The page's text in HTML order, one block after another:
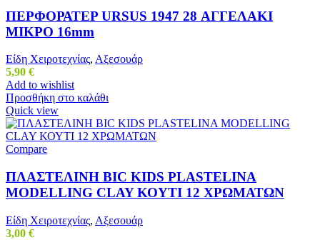
ΠΕΡΦΟΡΑΤΕΡ URSUS 1947 28 ΑΓΓΕΛΑΚΙ
ΜΙΚΡΟ 16mm
Είδη Χειροτεχνίας, Αξεσουάρ
5,90 €
Add to wishlist
Προσθήκη στο καλάθι
Quick view
Compare
ΠΛΑΣΤΕΛΙΝΗ BIC KIDS PLASTELINA
MODELLING CLAY ΚΟΥΤΙ 12 ΧΡΩΜΑΤΩΝ
Είδη Χειροτεχνίας, Αξεσουάρ
3,00 €